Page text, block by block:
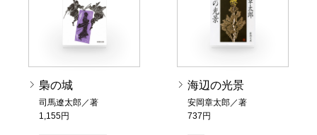
梟の城
司馬遼太郎／著
1,155円
海辺の光景
安岡章太郎／著
737円